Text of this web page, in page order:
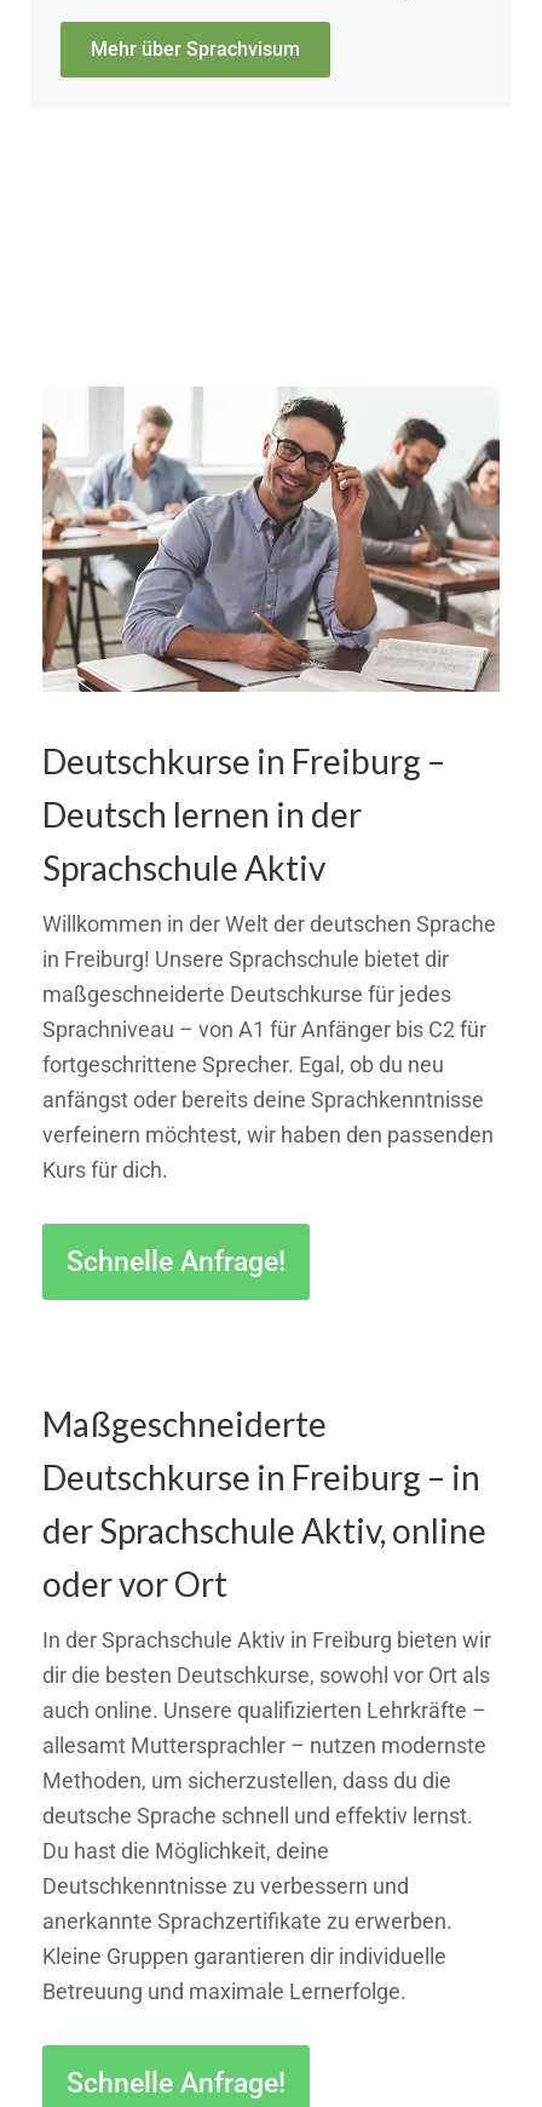
Mehr über Sprachvisum
Deutschkurse in Freiburg –
Deutsch lernen in der
Sprachschule Aktiv
Willkommen in der Welt der deutschen Sprache
in Freiburg! Unsere Sprachschule bietet dir
maßgeschneiderte Deutschkurse für jedes
Sprachniveau – von A1 für Anfänger bis C2 für
fortgeschrittene Sprecher. Egal, ob du neu
anfängst oder bereits deine Sprachkenntnisse
verfeinern möchtest, wir haben den passenden
Kurs für dich.
Schnelle Anfrage!
Maßgeschneiderte
Deutschkurse in Freiburg – in
der Sprachschule Aktiv, online
oder vor Ort
In der Sprachschule Aktiv in Freiburg bieten wir
dir die besten Deutschkurse, sowohl vor Ort als
auch online. Unsere qualifizierten Lehrkräfte –
allesamt Muttersprachler – nutzen modernste
Methoden, um sicherzustellen, dass du die
deutsche Sprache schnell und effektiv lernst.
Du hast die Möglichkeit, deine
Deutschkenntnisse zu verbessern und
anerkannte Sprachzertifikate zu erwerben.
Kleine Gruppen garantieren dir individuelle
Betreuung und maximale Lernerfolge.
Schnelle Anfrage!